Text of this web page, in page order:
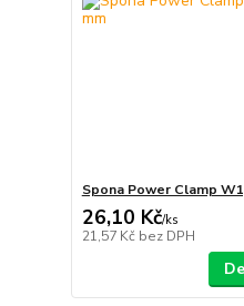
Spona Power Clamp
26,10 Kč/ks
21,57 Kč bez DPH